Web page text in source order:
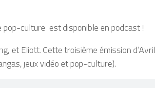
pop-culture est disponible en podcast !
et Eliott. Cette troisième émission
jeux vidéo et pop-culture).